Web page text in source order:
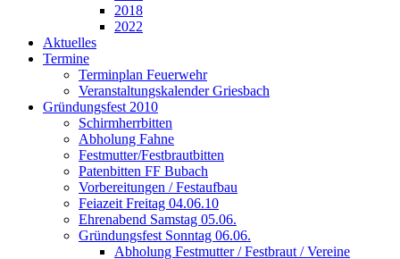
2018
2022
Aktuelles
Termine
Terminplan Feuerwehr
Veranstaltungskalender Griesbach
Gründungsfest 2010
Schirmherrbitten
Abholung Fahne
Festmutter/Festbrautbitten
Patenbitten FF Bubach
Vorbereitungen / Festaufbau
Feiazeit Freitag 04.06.10
Ehrenabend Samstag 05.06.
Gründungsfest Sonntag 06.06.
Abholung Festmutter / Festbraut / Vereine